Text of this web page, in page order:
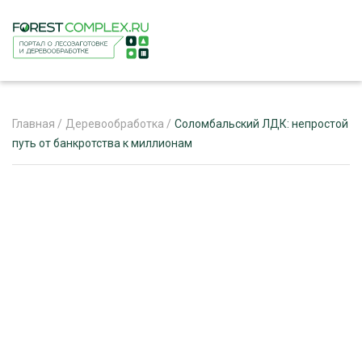
Главная / Деревообработка / Соломбальский ЛДК: непростой
путь от банкротства к миллионам